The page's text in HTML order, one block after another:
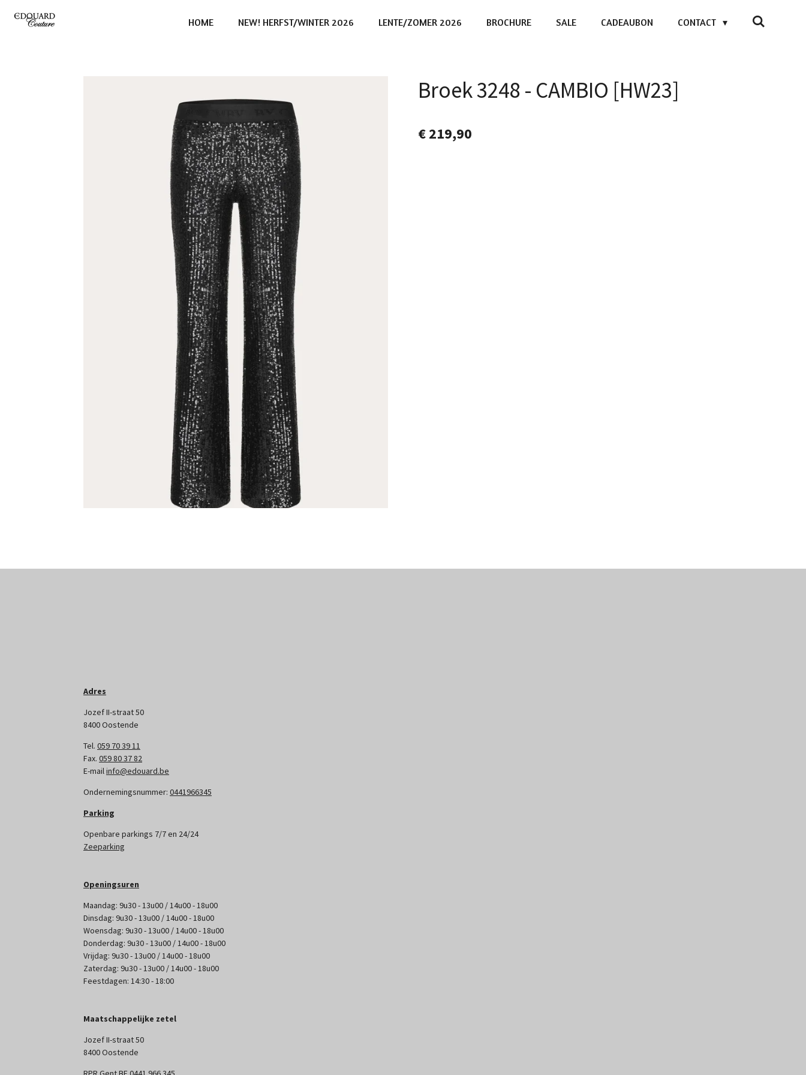
Ga
direct
HOME NEW! HERFST/WINTER 2026 LENTE/ZOMER 2026 BROCHURE SALE CADEAUBON CONTACT
Broek 3248 - CAMBIO [HW23]
€ 219,90
Adres
Jozef II-straat 50
8400 Oostende
Tel. 059 70 39 11
Fax. 059 80 37 82
E-mailinfo@edouard.be
Ondernemingsnummer: 0441966345
Parking
Openbare parkings 7/7 en 24/24
Zeeparking
Openingsuren
Maandag: 9u30 - 13u00 / 14u00 - 18u00
Dinsdag: 9u30 - 13u00 / 14u00 - 18u00
Woensdag: 9u30 - 13u00 / 14u00 - 18u00
Donderdag: 9u30 - 13u00 / 14u00 - 18u00
Vrijdag: 9u30 - 13u00 / 14u00 - 18u00
Zaterdag: 9u30 - 13u00 / 14u00 - 18u00
Feestdagen: 14:30 - 18:00
Maatschappelijke zetel
Jozef II-straat 50
8400 Oostende